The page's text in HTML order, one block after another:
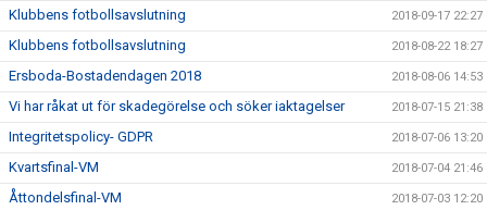
Klubbens fotbollsavslutning 2018-09-17 22:27
Klubbens fotbollsavslutning 2018-08-22 18:27
Ersboda-Bostadendagen 2018 2018-08-06 14:53
Vi har råkat ut för skadegörelse och söker iaktagelser 2018-07-15 21:38
Integritetspolicy- GDPR 2018-07-06 13:20
Kvartsfinal-VM 2018-07-04 21:46
Åttondelsfinal-VM 2018-07-03 12:20